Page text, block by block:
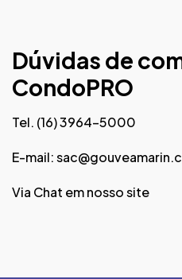
Dúvidas de
CondoPRO
Tel. (16) 3964-5000
E-mail:
Via Chat em nosso site